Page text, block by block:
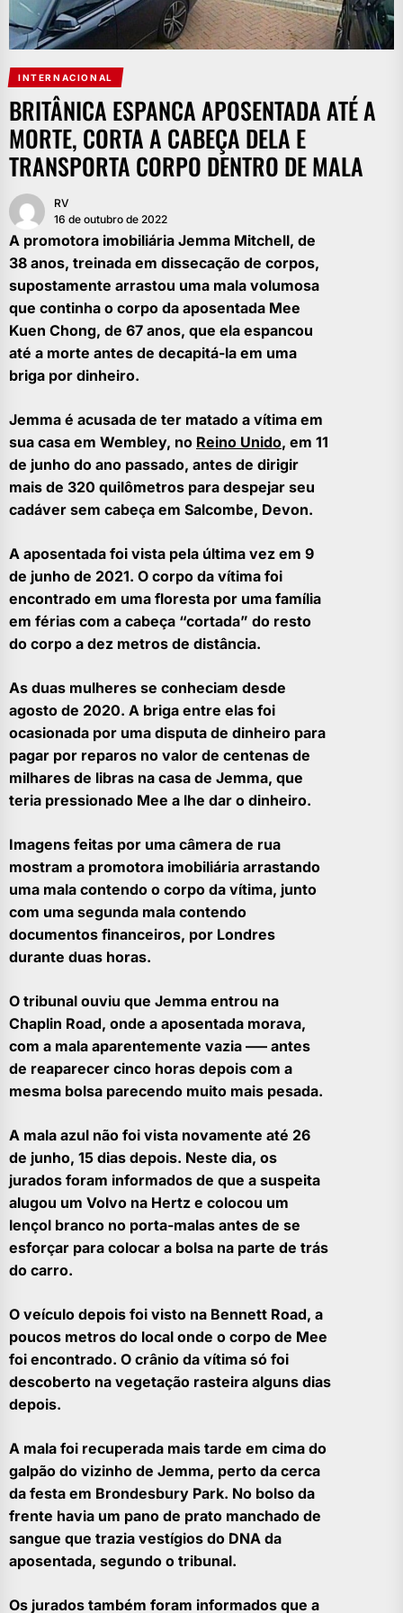
INTERNACIONAL
BRITÂNICA ESPANCA APOSENTADA ATÉ A
MORTE, CORTA A CABEÇA DELA E
TRANSPORTA CORPO DENTRO DE MALA
RV
16 de outubro de 2022
A promotora imobiliária Jemma Mitchell, de
38 anos, treinada em dissecação de corpos,
supostamente arrastou uma mala volumosa
que continha o corpo da aposentada Mee
Kuen Chong, de 67 anos, que ela espancou
até a morte antes de decapitá-la em uma
briga por dinheiro.
Jemma é acusada de ter matado a vítima em
sua casa em Wembley, no Reino Unido, em 11
de junho do ano passado, antes de dirigir
mais de 320 quilômetros para despejar seu
cadáver sem cabeça em Salcombe, Devon.
A aposentada foi vista pela última vez em 9
de junho de 2021. O corpo da vítima foi
encontrado em uma floresta por uma família
em férias com a cabeça “cortada” do resto
do corpo a dez metros de distância.
As duas mulheres se conheciam desde
agosto de 2020. A briga entre elas foi
ocasionada por uma disputa de dinheiro para
pagar por reparos no valor de centenas de
milhares de libras na casa de Jemma, que
teria pressionado Mee a lhe dar o dinheiro.
Imagens feitas por uma câmera de rua
mostram a promotora imobiliária arrastando
uma mala contendo o corpo da vítima, junto
com uma segunda mala contendo
documentos financeiros, por Londres
durante duas horas.
O tribunal ouviu que Jemma entrou na
Chaplin Road, onde a aposentada morava,
com a mala aparentemente vazia ––– antes
de reaparecer cinco horas depois com a
mesma bolsa parecendo muito mais pesada.
A mala azul não foi vista novamente até 26
de junho, 15 dias depois. Neste dia, os
jurados foram informados de que a suspeita
alugou um Volvo na Hertz e colocou um
lençol branco no porta-malas antes de se
esforçar para colocar a bolsa na parte de trás
do carro.
O veículo depois foi visto na Bennett Road, a
poucos metros do local onde o corpo de Mee
foi encontrado. O crânio da vítima só foi
descoberto na vegetação rasteira alguns dias
depois.
A mala foi recuperada mais tarde em cima do
galpão do vizinho de Jemma, perto da cerca
da festa em Brondesbury Park. No bolso da
frente havia um pano de prato manchado de
sangue que trazia vestígios do DNA da
aposentada, segundo o tribunal.
Os jurados também foram informados que a